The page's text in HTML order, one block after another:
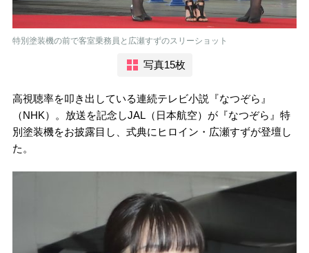
特別塗装機の前で客室乗務員と広瀬すずのスリーショット
写真15枚
高視聴率を叩き出している連続テレビ小説『なつぞら』
（NHK）。放送を記念しJAL（日本航空）が『なつぞら』特
別塗装機をお披露目し、式典にヒロイン・広瀬すずが登壇し
た。